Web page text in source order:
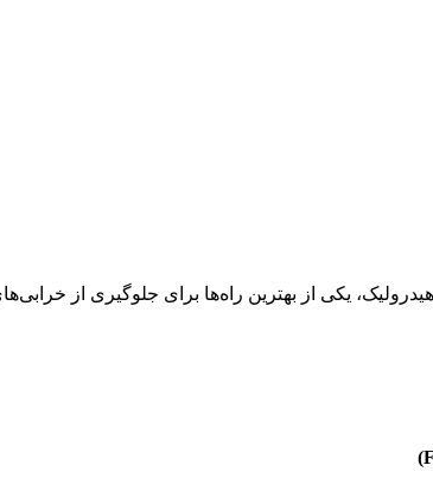
یکی از بهترین راه‌ها برای جلوگیری از
)